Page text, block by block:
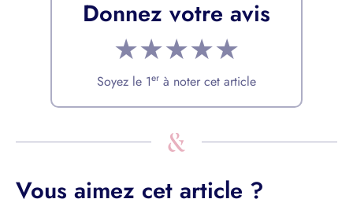
Donnez votre avis
★★★★★
Soyez le 1er à noter cet article
Vous aimez cet article ?